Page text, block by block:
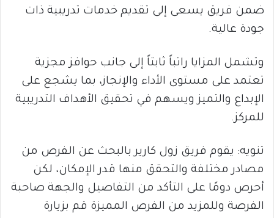
ضمن فريق يسعى إلى تقديم خدمات تدريبية ذات
جودة عالية.
وتشمل المزايا راتباً ثابتاً إلى جانب حوافز مجزية
تعتمد على مستوى الأداء والإنجاز، بما يشجع على
الإبداع والتميز ويسهم في تحقيق الأهداف التدريبية
للمركز.
تنويه: يقوم فريق زول كارير بالبحث عن الفرص من
مصادر مختلفة والتحقق منها قدر الإمكان، لكن
أحرص دومًا على التأكد من التفاصيل والجهة صاحبة
الفرصة وللمزيد من الفرص المميزة قم بزيارة